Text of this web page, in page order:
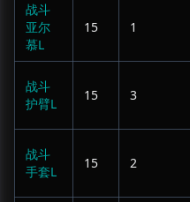
战斗
亚尔
慕L
15 1
战斗
护臂L
15 3
战斗
手套L
15 2